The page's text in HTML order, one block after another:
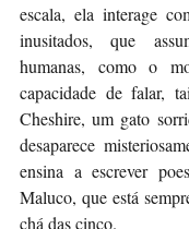
escala, ela interage
inusitados, que
humanas, como o
capacidade de falar,
Cheshire, um gato
desaparece
ensina a escrever
Maluco, que está
chá das cinco.